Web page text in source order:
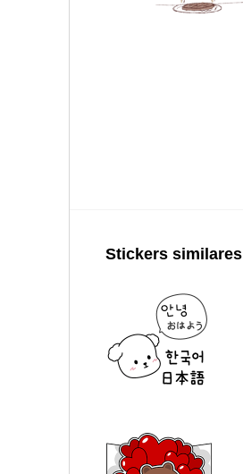
Stickers similares